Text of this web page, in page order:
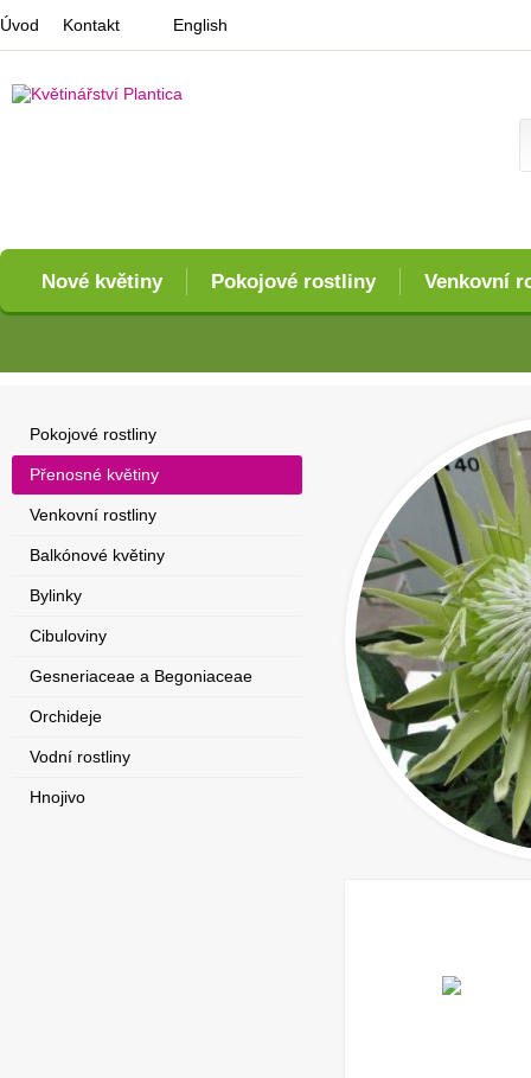
Nové květiny Pokojové rostliny Venkovní
Úvod Kontakt English
Pokojové rostliny
Přenosné květiny
Venkovní rostliny
Balkónové květiny
Bylinky
Cibuloviny
Gesneriaceae a Begoniaceae
Orchideje
Vodní rostliny
Hnojivo